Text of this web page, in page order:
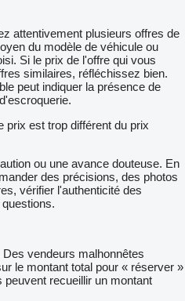
attentivement plusieurs offres de
du modèle de véhicule ou
Si le prix de l'offre qui vous
similaires, réfléchissez bien.
peut indiquer la présence de
prix est trop différent du prix
ou une avance douteuse. En
des précisions, des photos
vérifier l'authenticité des
vendeurs malhonnêtes
le montant total pour « réserver »
recueillir un montant